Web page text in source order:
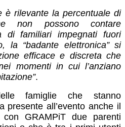
è rilevante la percentuale di
non possono contare
di familiari impegnati fuori
la “badante elettronica” si
efficace e discreta che
momenti in cui l’anziano
.
famiglie che stanno
presente all’evento anche il
GRAMPiT due parenti